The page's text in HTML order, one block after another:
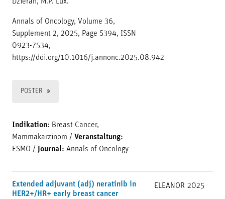
Annals of Oncology, Volume 36,
Supplement 2, 2025, Page S394, ISSN
0923-7534,
https://doi.org/10.1016/j.annonc.2025.08.942
POSTER
Indikation: Breast Cancer,
Mammakarzinom / Veranstaltung:
ESMO / Journal: Annals of Oncology
Extended adjuvant (adj) neratinib in
HER2+/HR+ early breast cancer
ELEANOR 2025